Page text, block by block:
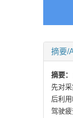
摘要/
摘要
先对
后利
驾驶